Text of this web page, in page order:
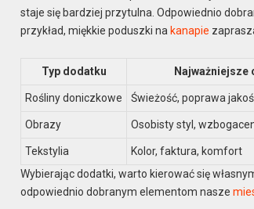
staje się bardziej przytulna. Odpowiednio
przykład, miękkie poduszki na kanapie
Typ dodatku Najważniejsze
Rośliny doniczkowe Świeżość, poprawa
Obrazy Osobisty styl,
Tekstylia Kolor, faktura, komfort
Wybierając dodatki, warto kierować się
odpowiednio dobranym elementom nasze